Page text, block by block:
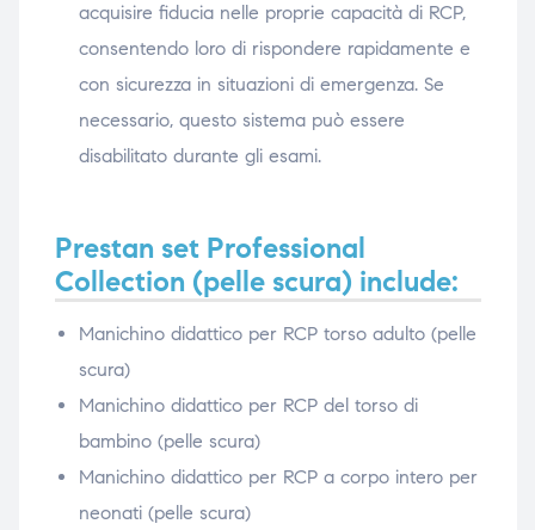
acquisire fiducia nelle proprie capacità di RCP,
consentendo loro di rispondere rapidamente e
con sicurezza in situazioni di emergenza. Se
necessario, questo sistema può essere
disabilitato durante gli esami.
Prestan set Professional
Collection (pelle scura) include:
Manichino didattico per RCP torso adulto (pelle
scura)
Manichino didattico per RCP del torso di
bambino (pelle scura)
Manichino didattico per RCP a corpo intero per
neonati (pelle scura)